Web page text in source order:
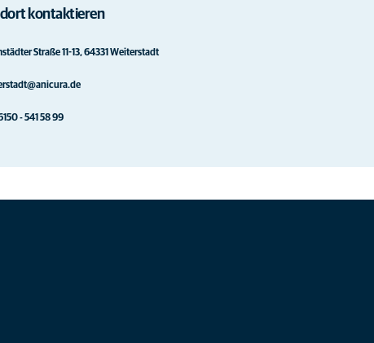
kontaktieren
Straße 11-13, 64331 Weiterstadt
- 541 58 99